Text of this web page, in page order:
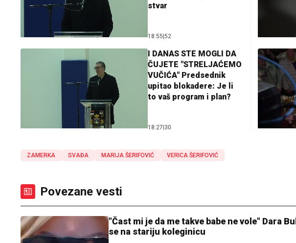
stvar
18:55 52
I DANAS STE MOGLI DA
ČUJETE "STRELJAĆEMO
VUČIĆA" Predsednik
upitao blokadere: Je li
to vaš program i plan?
18:27 30
ZAMERKA SVAĐA MARIJA ŠERIFOVIĆ VERICA ŠERIFOVIĆ
Povezane vesti
"Čast mi je da me takve babe ne vole" Dara
se na stariju koleginicu